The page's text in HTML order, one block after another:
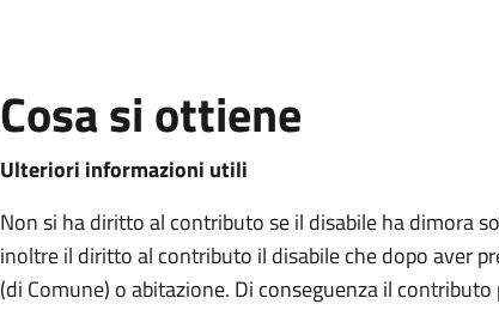
Cosa si ottiene
Ulteriori informazioni utili
Non si ha diritto al contributo se il disabile ha dimora
inoltre il diritto al contributo il disabile che dopo aver
(di Comune) o abitazione. Di conseguenza il